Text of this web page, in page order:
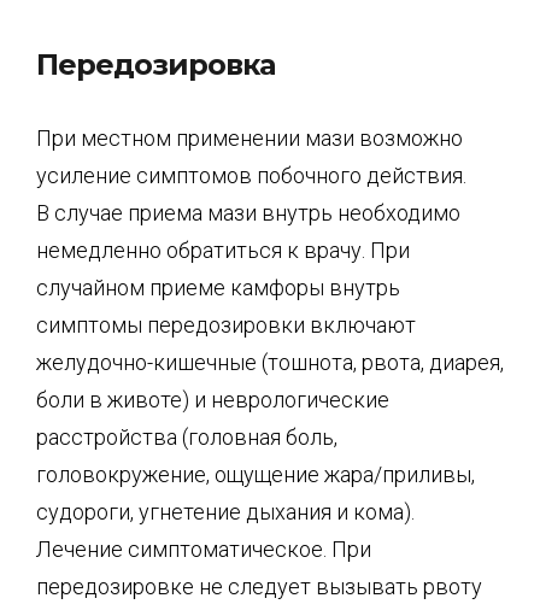
Передозировка
При местном применении мази возможно
усиление симптомов побочного действия.
В случае приема мази внутрь необходимо
немедленно обратиться к врачу. При
случайном приеме камфоры внутрь
симптомы передозировки включают
желудочно-кишечные (тошнота, рвота, диарея,
боли в животе) и неврологические
расстройства (головная боль,
головокружение, ощущение жара/приливы,
судороги, угнетение дыхания и кома).
Лечение симптоматическое. При
передозировке не следует вызывать рвоту